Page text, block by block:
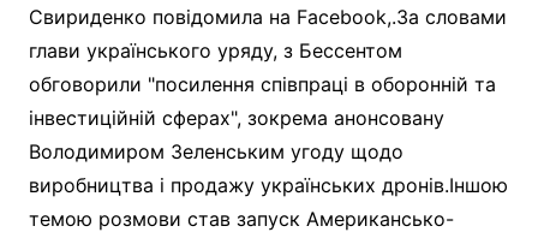
Свириденко повідомила на Facebook,.За словами
глави українського уряду, з Бессентом
обговорили "посилення співпраці в оборонній та
інвестиційній сферах", зокрема анонсовану
Володимиром Зеленським угоду щодо
виробництва і продажу українських дронів.Іншою
темою розмови став запуск Американсько-